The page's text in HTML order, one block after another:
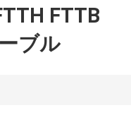
FTTB
ブル